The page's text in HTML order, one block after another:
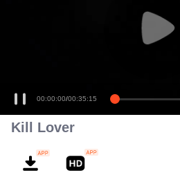
00:00:00/00:35:15
Kill Lover